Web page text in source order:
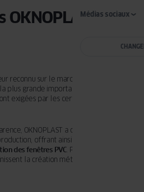
Médias sociaux
OKNOPLAST à
reconnu sur le marché européen de la
plus grande importance au respect des
exigées par les certifications
OKNOPLAST a choisi de lever le voile
offrant ainsi un aperçu approfondi
des fenêtres PVC. Plongeons ensemble
la création méticuleuse de chaque